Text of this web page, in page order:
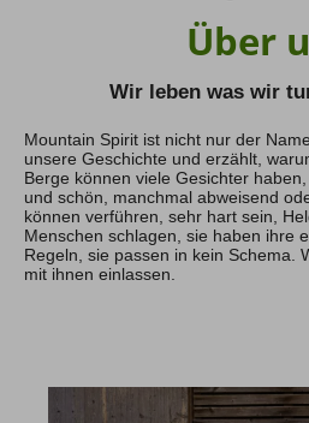
Hochtouren 1:1
Hike & Fly
Klettern
Kletterreisen
Kletterkurse
Klettersteig Mehrtage
Klettersteigkurse
Über
Wir leben was wir
Mountain Spirit ist nicht nur der
unsere Geschichte und erzählt,
Berge können viele Gesichter
und schön, manchmal abweisend
können verführen, sehr hart sein,
Menschen schlagen, sie haben ihre
Regeln, sie passen in kein Schema.
mit ihnen einlassen.